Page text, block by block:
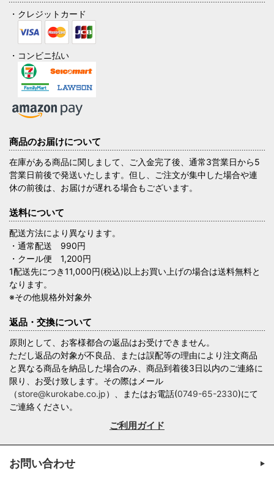
・クレジットカード
・コンビニ払い
商品のお届けについて
在庫がある商品に関しまして、ご入金完了後、通常3営業日から5
営業日前後で発送いたします。但し、ご注文が集中した場合や連
休の前後は、お届けが遅れる場合もございます。
送料について
配送方法により異なります。
・通常配送 990円
・クール便 1,200円
1配送先につき11,000円(税込)以上お買い上げの場合は送料無料と
なります。
※その他規格外対象外
返品・交換について
原則として、お客様都合の返品はお受けできません。
ただし返品の対象が不良品、または誤配等の理由により注文商品
と異なる商品を納品した場合のみ、商品到着後3日以内のご連絡に
限り、お受け致します。その際はメール
（store@kurokabe.co.jp）、またはお電話(0749-65-2330)にて
ご連絡ください。
ご利用ガイド
お問い合わせ